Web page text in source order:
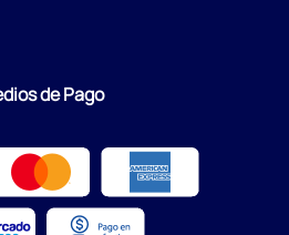
de Pago